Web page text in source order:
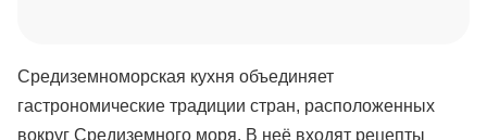
Средиземноморская кухня объединяет
гастрономические традиции стран, расположенных
вокруг Средиземного моря. В неё входят рецепты